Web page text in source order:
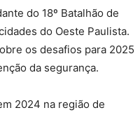
do 18º Batalhão de
do Oeste Paulista.
os desafios para 2025
da segurança.
2024 na região de